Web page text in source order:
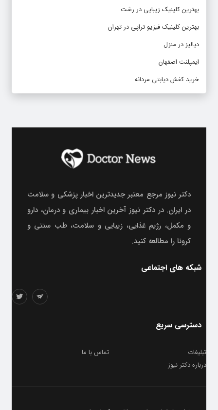
بهترین کلینیک زیبایی در رشت
بهترین کلینیک فیزیو تراپی در تهران
دیالیز در منزل
ایمپلنت اصفهان
خرید کفش دیابتی مردانه
دکتر نیوز مرجع معتبر جدیدترین اخبار پزشکی و سلامت
در ایران. در دکتر نیوز آخرین اخبار بیماری و درمان، دارو
و مکمل، رژیم غذایی، زیبایی و سلامت، طب سنتی و
کرونا را مطالعه کنید.
شبکه های اجتماعی
دسترسی سریع
تبلیغات
تماس با ما
درباره دکتر نیوز